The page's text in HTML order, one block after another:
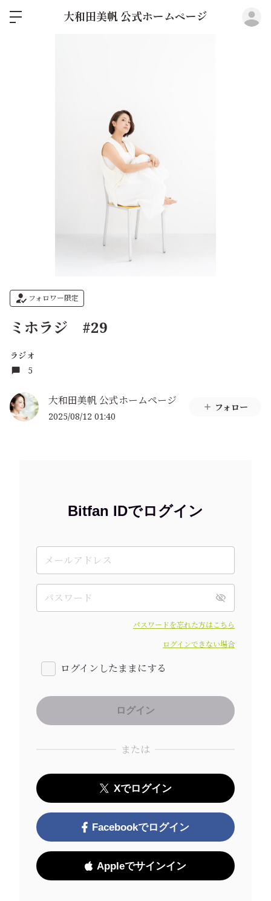
大和田美帆 公式ホームページ
フォロワー限定
ミホラジ #29
ラジオ
5
大和田美帆 公式ホームページ
2025/08/12 01:40
フォロー
Bitfan IDでログイン
パスワードを忘れた方はこちら
ログインできない場合
ログインしたままにする
または
Xでログイン
Facebookでログイン
Appleでサインイン